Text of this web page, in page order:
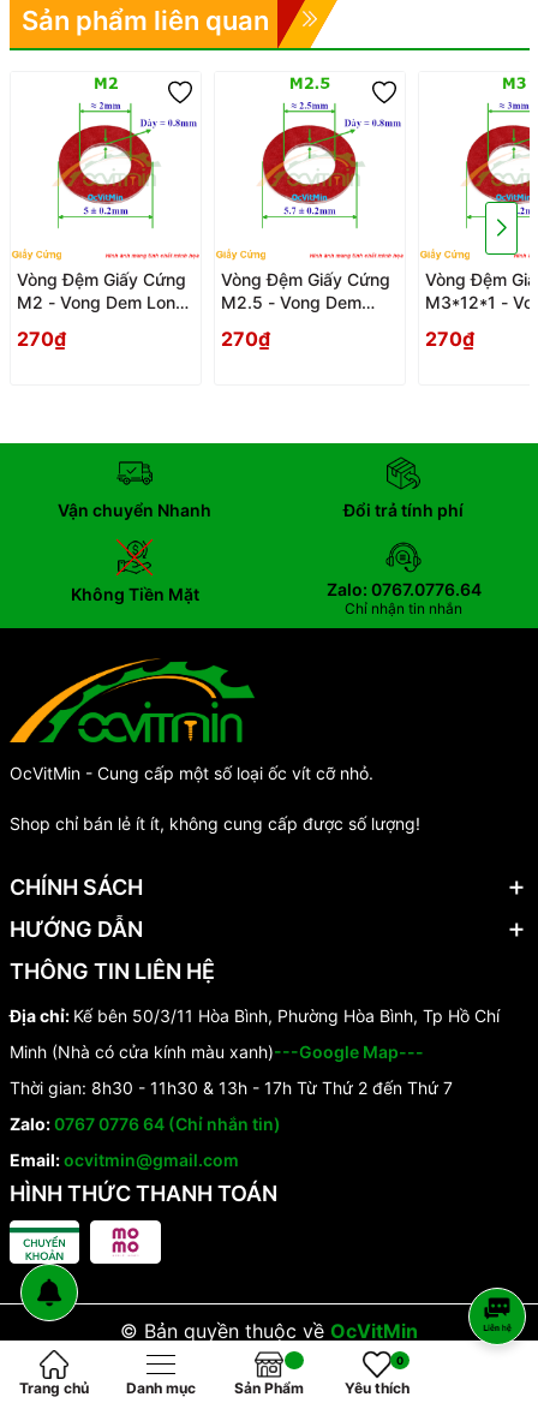
Sản phẩm liên quan
Vòng Đệm Giấy Cứng
M2 - Vong Dem Long
270₫
Vòng Đệm Giấy Cứng
M2.5 - Vong Dem
270₫
Vòng Đệm
M3*12*1 -
270₫
Vận chuyển Nhanh Đổi trả tính phí
Không Tiền Mặt Zalo: 0767.0776.64
Chỉ nhận tin nhắn
OcVitMin - Cung cấp một số loại ốc vít cỡ nhỏ.
Shop chỉ bán lẻ ít ít, không cung cấp được số lượng!
CHÍNH SÁCH
HƯỚNG DẪN
THÔNG TIN LIÊN HỆ
Địa chỉ: Kế bên 50/3/11 Hòa Bình, Phường Hòa Bình, Tp Hồ Chí
Minh (Nhà có cửa kính màu xanh)---Google Map---
Thời gian: 8h30 - 11h30 & 13h - 17h Từ Thứ 2 đến Thứ 7
Zalo:0767 0776 64 (Chỉ nhắn tin)
Email:ocvitmin@gmail.com
HÌNH THỨC THANH TOÁN
© Bản quyền thuộc về OcVitMin
Trang chủ Danh mục Sản Phẩm
0
Yêu thích